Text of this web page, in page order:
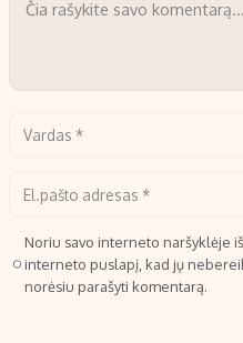
Noriu savo interneto naršyklėje
interneto puslapį, kad jų
norėsiu parašyti komentarą.